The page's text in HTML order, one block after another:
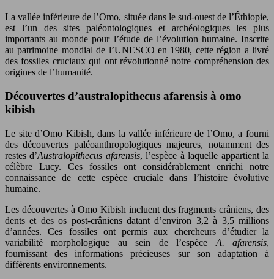
La vallée inférieure de l’Omo, située dans le sud-ouest de l’Éthiopie,
est l’un des sites paléontologiques et archéologiques les plus
importants au monde pour l’étude de l’évolution humaine. Inscrite
au patrimoine mondial de l’UNESCO en 1980, cette région a livré
des fossiles cruciaux qui ont révolutionné notre compréhension des
origines de l’humanité.
Découvertes d’australopithecus afarensis à omo
kibish
Le site d’Omo Kibish, dans la vallée inférieure de l’Omo, a fourni
des découvertes paléoanthropologiques majeures, notamment des
restes d’Australopithecus afarensis, l’espèce à laquelle appartient la
célèbre Lucy. Ces fossiles ont considérablement enrichi notre
connaissance de cette espèce cruciale dans l’histoire évolutive
humaine.
Les découvertes à Omo Kibish incluent des fragments crâniens, des
dents et des os post-crâniens datant d’environ 3,2 à 3,5 millions
d’années. Ces fossiles ont permis aux chercheurs d’étudier la
variabilité morphologique au sein de l’espèce A. afarensis,
fournissant des informations précieuses sur son adaptation à
différents environnements.